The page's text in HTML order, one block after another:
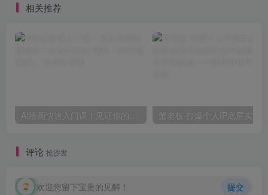
相关推荐
评论 抢沙发
欢迎您留下宝贵的见解！ 提交